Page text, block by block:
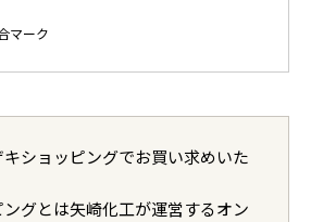
マーク
キショッピングでお買い求めいた
ングとは矢崎化工が運営するオン